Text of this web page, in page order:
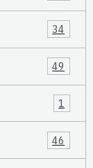
34
49
1
46